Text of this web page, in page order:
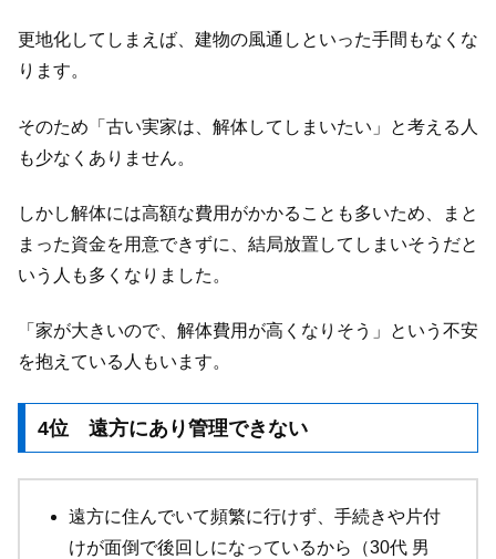
更地化してしまえば、建物の風通しといった手間もなくな
ります。
そのため「古い実家は、解体してしまいたい」と考える人
も少なくありません。
しかし解体には高額な費用がかかることも多いため、まと
まった資金を用意できずに、結局放置してしまいそうだと
いう人も多くなりました。
「家が大きいので、解体費用が高くなりそう」という不安
を抱えている人もいます。
4位 遠方にあり管理できない
遠方に住んでいて頻繁に行けず、手続きや片付
けが面倒で後回しになっているから（30代 男